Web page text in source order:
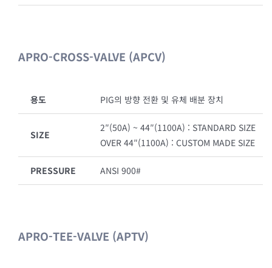
APRO-CROSS-VALVE (APCV)
용도 PIG의 방향 전환 및 유체 배분 장치
SIZE
2″(50A) ~ 44″(1100A) : STANDARD SIZE
OVER 44″(1100A) : CUSTOM MADE SIZE
PRESSURE ANSI 900#
APRO-TEE-VALVE (APTV)